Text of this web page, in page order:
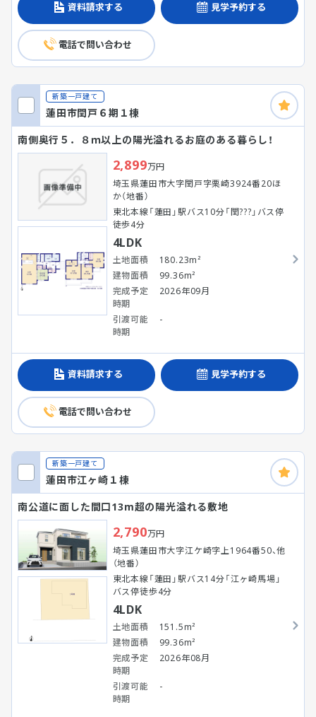
資料請求する 見学予約する
電話で問い合わせ
新築一戸建て
蓮田市閏戸６期１棟
南側奥行５．８ｍ以上の陽光溢れるお庭のある暮らし！
2,899万円
埼玉県蓮田市大字閏戸字栗崎3924番20ほ
か（地番）
東北本線「蓮田」駅バス10分「閏???」バス停
徒歩4分
4LDK
土地面積
180.23m²
建物面積
99.36m²
完成予定
時期
2026年09月
引渡可能
時期
-
資料請求する 見学予約する
電話で問い合わせ
新築一戸建て
蓮田市江ヶ崎１棟
南公道に面した間口13m超の陽光溢れる敷地
2,790万円
埼玉県蓮田市大字江ケ崎字上1964番50、他
（地番）
東北本線「蓮田」駅バス14分「江ヶ崎馬場」
バス停徒歩4分
4LDK
土地面積
151.5m²
建物面積
99.36m²
完成予定
時期
2026年08月
引渡可能
時期
-